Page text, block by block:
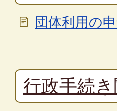
団体利用の
行政手続